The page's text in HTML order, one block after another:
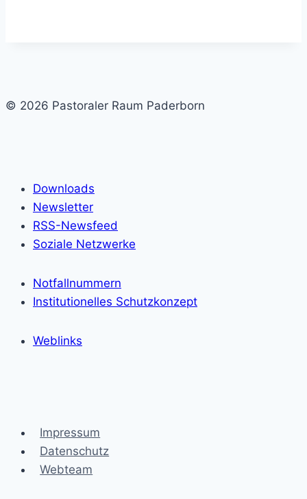
© 2026 Pastoraler Raum Paderborn
Downloads
Newsletter
RSS-Newsfeed
Soziale Netzwerke
Notfallnummern
Institutionelles Schutzkonzept
Weblinks
Impressum
Datenschutz
Webteam